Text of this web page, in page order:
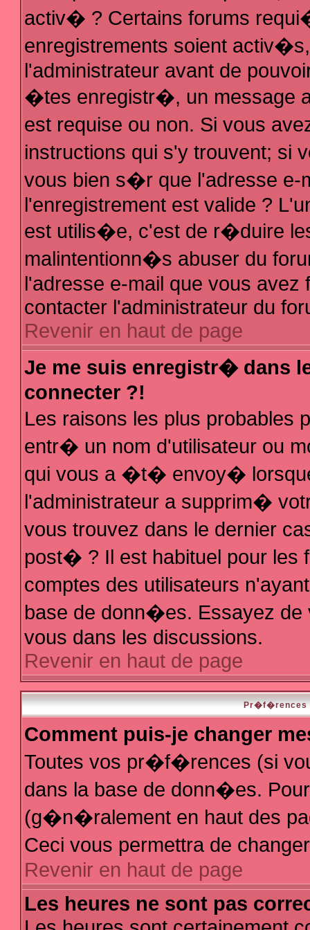
activ� ? Certains forums
enregistrements soient
l'administrateur avant de
�tes enregistr�, un message
est requise ou non. Si vous
instructions qui s'y trouvent;
vous bien s�r que l'adresse e-
l'enregistrement est valide ?
est utilis�e, c'est de r�duire
malintentionn�s abuser du
l'adresse e-mail que vous
contacter l'administrateur du
Revenir en haut de page
Je me suis enregistr� dans
connecter ?!
Les raisons les plus probables
entr� un nom d'utilisateur ou
qui vous a �t� envoy�
l'administrateur a supprim�
vous trouvez dans le dernier
post� ? Il est habituel pour les
comptes des utilisateurs
base de donn�es. Essayez de
vous dans les discussions.
Revenir en haut de page
Pr�f�rences
Comment puis-je changer
Toutes vos pr�f�rences (si
dans la base de donn�es.
(g�n�ralement en haut des
Ceci vous permettra de
Revenir en haut de page
Les heures ne sont pas